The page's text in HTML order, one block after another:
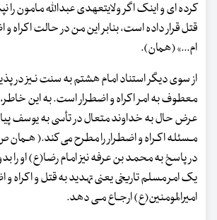
کرده ای و اینک اگر ولایت‏عهدی عبدالله مامون را
قتل قرار داده است، بنابر این من در حالت اکراه و
ام...» (همان).
از سوی دیگر استناد امام هشتم به سنت نـیز در
معطوف به امر اکراه و اضطرار است. به این
عرض حال به خداوند متعال در تأسی به یوسف
در پاسخ به محمد بن عرفه نیز امام رضا(ع) او را
یک امر مسلم تاریخی یعنی تهدید به قتل و اکراه و
امیرالمومنین(ع) ارجـاع مـی دهد.